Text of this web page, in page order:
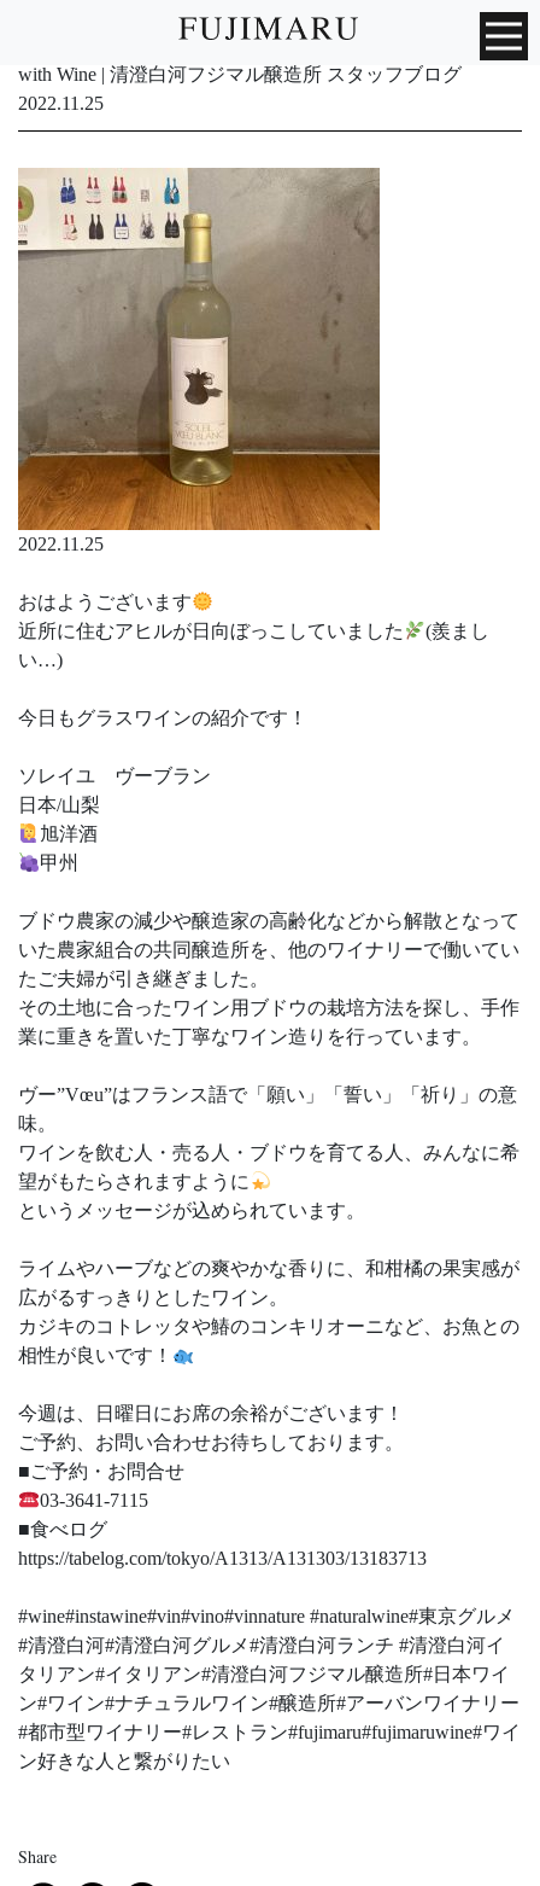
with Wine | 清澄白河フジマル醸造所 スタッフブログ
2022.11.25
2022.11.25
おはようございます
近所に住むアヒルが日向ぼっこしていました
(羨まし
い…)
今日もグラスワインの紹介です！
ソレイユ ヴーブラン
日本/山梨
旭洋酒
甲州
ブドウ農家の減少や醸造家の高齢化などから解散となって
いた農家組合の共同醸造所を、他のワイナリーで働いてい
たご夫婦が引き継ぎました。
その土地に合ったワイン用ブドウの栽培方法を探し、手作
業に重きを置いた丁寧なワイン造りを行っています。
ヴー”Vœu”はフランス語で「願い」「誓い」「祈り」の意
味。
ワインを飲む人・売る人・ブドウを育てる人、みんなに希
望がもたらされますように
というメッセージが込められています。
ライムやハーブなどの爽やかな香りに、和柑橘の果実感が
広がるすっきりとしたワイン。
カジキのコトレッタや鰆のコンキリオーニなど、お魚との
相性が良いです！
今週は、日曜日にお席の余裕がございます！
ご予約、お問い合わせお待ちしております。
■ご予約・お問合せ
03-3641-7115
■食べログ
https://tabelog.com/tokyo/A1313/A131303/13183713
#wine#instawine#vin#vino#vinnature #naturalwine#東京グルメ
#清澄白河#清澄白河グルメ#清澄白河ランチ #清澄白河イ
タリアン#イタリアン#清澄白河フジマル醸造所#日本ワイ
ン#ワイン#ナチュラルワイン#醸造所#アーバンワイナリー
#都市型ワイナリー#レストラン#fujimaru#fujimaruwine#ワイ
ン好きな人と繋がりたい
Share